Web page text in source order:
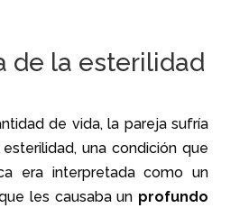
de la esterilidad
de vida, la pareja sufría
una condición que
era interpretada como un
les causaba un profundo